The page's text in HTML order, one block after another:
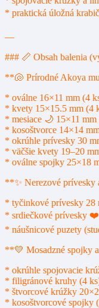
* praktická úložná
—
### 📏 Obsah balenia
**🐚 Prírodné Akoya
* oválne 16×11 mm (4
* kvety 15×15.5 mm (4
* mesiace 🌙 15×11 mm
* kosoštvorce 14×14
* okrúhle prívesky 30
* väčšie kvety 19–20
* oválne spojky 25×18
**✨ Nerezové prívesky
* tyčinkové prívesky 28
* srdiečkové prívesky
* náušnicové puzety
**💛 Mosadzné spojky
* okrúhle spojovacie
* filigránové kruhy (4
* štvorcové krúžky
* kosoštvorcové spojky